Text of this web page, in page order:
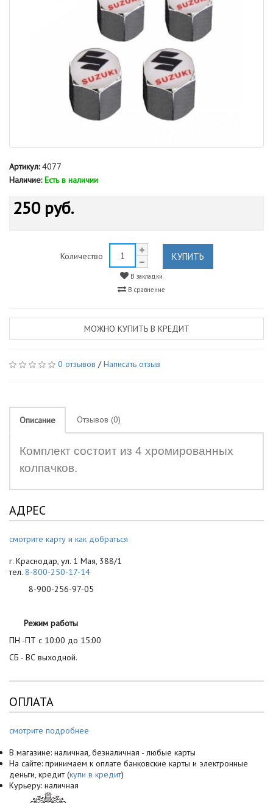
Артикул:4077
Наличие: Есть в наличии
250 руб.
Количество КУПИТЬ
В закладки
В сравнение
МОЖНО КУПИТЬ В КРЕДИТ
0 отзывов /Написать отзыв
Описание Отзывов (0)
Комплект состоит из 4 хромированных
колпачков.
АДРЕС
смотрите карту и как добраться
г. Краснодар, ул. 1 Мая, 388/1
тел. 8-800-250-17-14
8-900-256-97-05
Режим работы
ПН -ПТ с 10:00 до 15:00
СБ - ВС выходной.
ОПЛАТА
смотрите подробнее
В магазине: наличная, безналичная - любые карты
На сайте: принимаем к оплате банковские карты и электронные
деньги, кредит (купи в кредит)
Курьеру: наличная